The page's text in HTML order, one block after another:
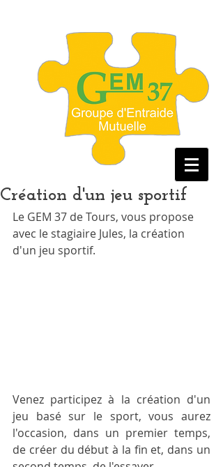
Création d'un jeu sportif
Le GEM 37 de Tours, vous propose
avec le stagiaire Jules, la création
d'un jeu sportif.
Venez participez à la création d'un
jeu basé sur le sport, vous aurez
l'occasion, dans un premier temps,
de créer du début à la fin et, dans un